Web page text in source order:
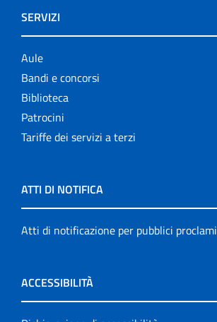
SERVIZI
Aule
Bandi e concorsi
Biblioteca
Patrocini
Tariffe dei servizi a terzi
ATTI DI NOTIFICA
Atti di notificazione per pubblici proclami
ACCESSIBILITÀ